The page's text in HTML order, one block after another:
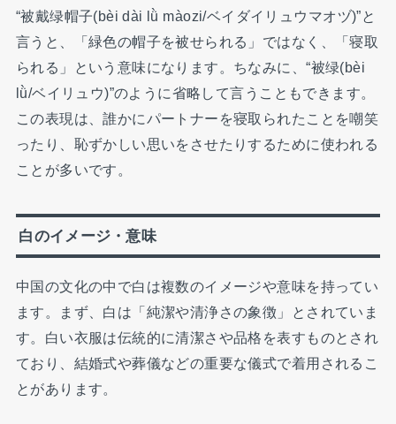
“被戴绿帽子(bèi dài lǜ màozi/ベイダイリュウマオヅ)”と
言うと、「緑色の帽子を被せられる」ではなく、「寝取
られる」という意味になります。ちなみに、“被绿(bèi
lǜ/ベイリュウ)”のように省略して言うこともできます。
この表現は、誰かにパートナーを寝取られたことを嘲笑
ったり、恥ずかしい思いをさせたりするために使われる
ことが多いです。
白のイメージ・意味
中国の文化の中で白は複数のイメージや意味を持ってい
ます。まず、白は「純潔や清浄さの象徴」とされていま
す。白い衣服は伝統的に清潔さや品格を表すものとされ
ており、結婚式や葬儀などの重要な儀式で着用されるこ
とがあります。